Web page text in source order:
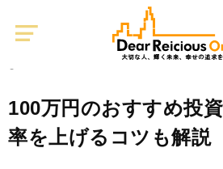
資産運用
100万円のおすすめ投
率を上げるコツも解説